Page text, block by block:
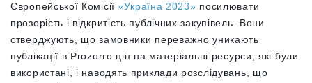
Європейської Комісії «Україна 2023» посилювати
прозорість і відкритість публічних закупівель. Вони
стверджують, що замовники переважно уникають
публікації в Prozorro цін на матеріальні ресурси, які були
використані, і наводять приклади розслідувань, що